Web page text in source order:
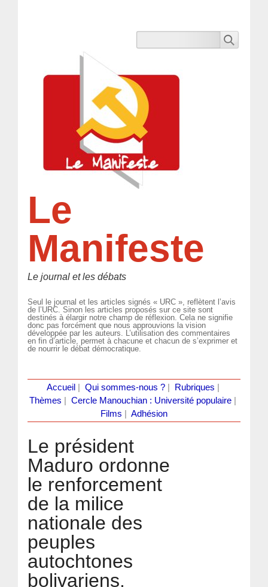
Le
Manifeste
Le journal et les débats
Seul le journal et les articles signés « URC », reflètent l’avis
de l’URC. Sinon les articles proposés sur ce site sont
destinés à élargir notre champ de réflexion. Cela ne signifie
donc pas forcément que nous approuvions la vision
développée par les auteurs. L’utilisation des commentaires
en fin d’article, permet à chacune et chacun de s’exprimer et
de nourrir le débat démocratique.
Accueil Qui sommes-nous ?| Rubriques
Thèmes
Cercle Manouchian : Université populaire
Films
Adhésion
Le président
Maduro ordonne
le renforcement
de la milice
nationale des
peuples
autochtones
bolivariens.